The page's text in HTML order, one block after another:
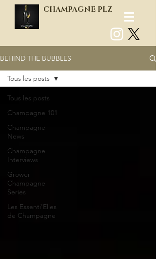
CHAMPAGNE PLZ
BEHIND THE BUBBLES
Tous les posts
Champagne 101
Champagne
News
Champagne
Interviews
Grower
Champagne
Series
Les Essenti'Elles
de Champagne
Tous les posts